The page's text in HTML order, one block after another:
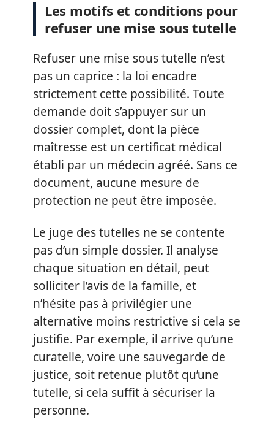
Les motifs et conditions pour
refuser une mise sous tutelle
Refuser une mise sous tutelle n’est
pas un caprice : la loi encadre
strictement cette possibilité. Toute
demande doit s’appuyer sur un
dossier complet, dont la pièce
maîtresse est un certificat médical
établi par un médecin agréé. Sans ce
document, aucune mesure de
protection ne peut être imposée.
Le juge des tutelles ne se contente
pas d’un simple dossier. Il analyse
chaque situation en détail, peut
solliciter l’avis de la famille, et
n’hésite pas à privilégier une
alternative moins restrictive si cela se
justifie. Par exemple, il arrive qu’une
curatelle, voire une sauvegarde de
justice, soit retenue plutôt qu’une
tutelle, si cela suffit à sécuriser la
personne.